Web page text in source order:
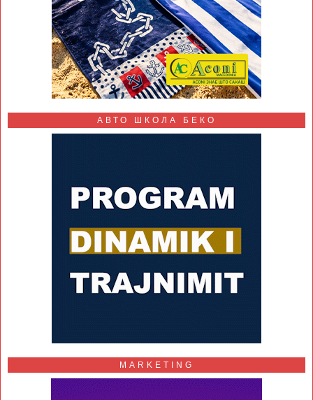
АВТО ШКОЛА БЕКО
MARKETING